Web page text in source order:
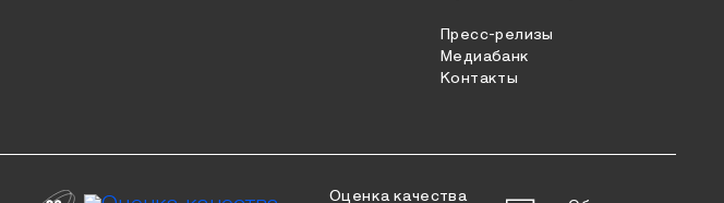
Пресс-релизы
Медиабанк
Контакты
Оценка качества